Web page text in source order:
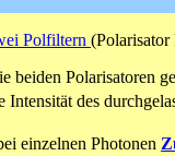
Polfiltern
beiden Polarisatoren
Intensität des
einzelnen Photonen